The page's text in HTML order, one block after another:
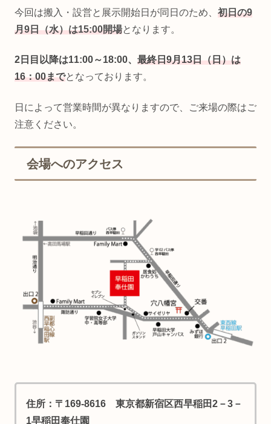
今回は搬入・設営と展示開始日が同日のため、 初日の9
月9日（水）は15:00開場となります。
2日目以降は11:00～18:00、 最終日9月13日（日）は
16：00までとなっております。
日によって営業時間が異なりますので、ご来場の際はご
注意ください。
会場へのアクセス
住所：〒169‐8616 東京都新宿区西早稲田2－3－
1早稲田奉仕園